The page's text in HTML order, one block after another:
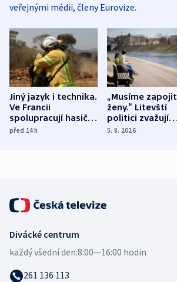
veřejnými médii, členy Eurovize.
Jiný jazyk i technika.
Ve Francii
spolupracují hasiči z
různých zemí
před 14h
„Musíme zapojit
ženy.“ Litevští
politici zvažují
dohodu o
5. 8. 2026
Divácké centrum
každý všední den:8:00—16:00 hodin
261 136 113